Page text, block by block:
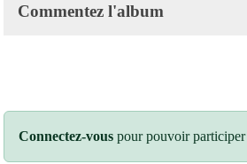
Commentez l'album
Connectez-vous pour pouvoir